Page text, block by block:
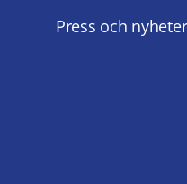
Press och nyheter